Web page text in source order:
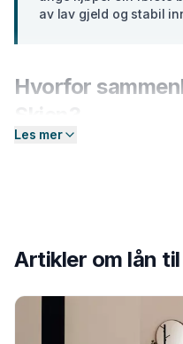
av lav gjeld og stabil
Hvorfor
Banker i
sammenligne aktuelle
Slik fungerer
Les mer
Artikler om lån